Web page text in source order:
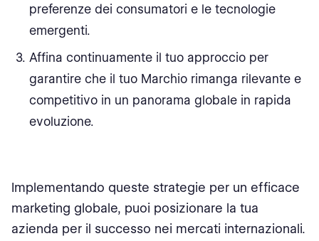
preferenze dei consumatori e le tecnologie
emergenti.
Affina continuamente il tuo approccio per
garantire che il tuo Marchio rimanga rilevante e
competitivo in un panorama globale in rapida
evoluzione.
Implementando queste strategie per un efficace
marketing globale, puoi posizionare la tua
azienda per il successo nei mercati internazionali.